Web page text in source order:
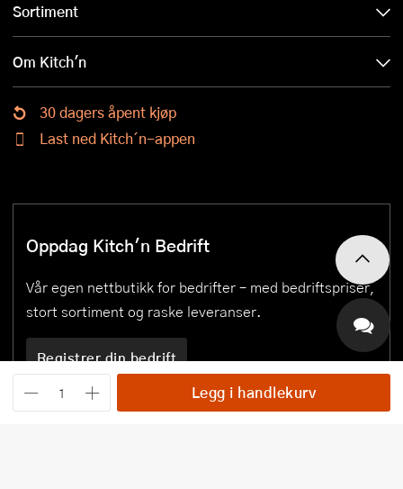
Legg i handlekurv
Sortiment
Om Kitch'n
30 dagers åpent kjøp
Last ned Kitch´n-appen
Oppdag Kitch'n Bedrift
Vår egen nettbutikk for bedrifter – med bedriftspriser,
stort sortiment og raske leveranser.
Registrer din bedrift